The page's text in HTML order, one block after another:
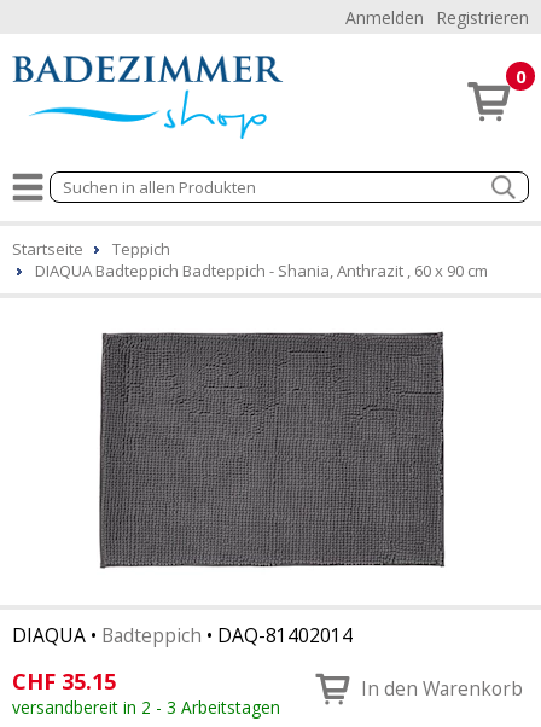
Anmelden Registrieren
0
Startseite
Teppich
DIAQUA Badteppich Badteppich - Shania, Anthrazit , 60 x 90 cm
DIAQUA • Badteppich • DAQ-81402014
CHF 35.15
versandbereit in 2 - 3 Arbeitstagen
In den Warenkorb